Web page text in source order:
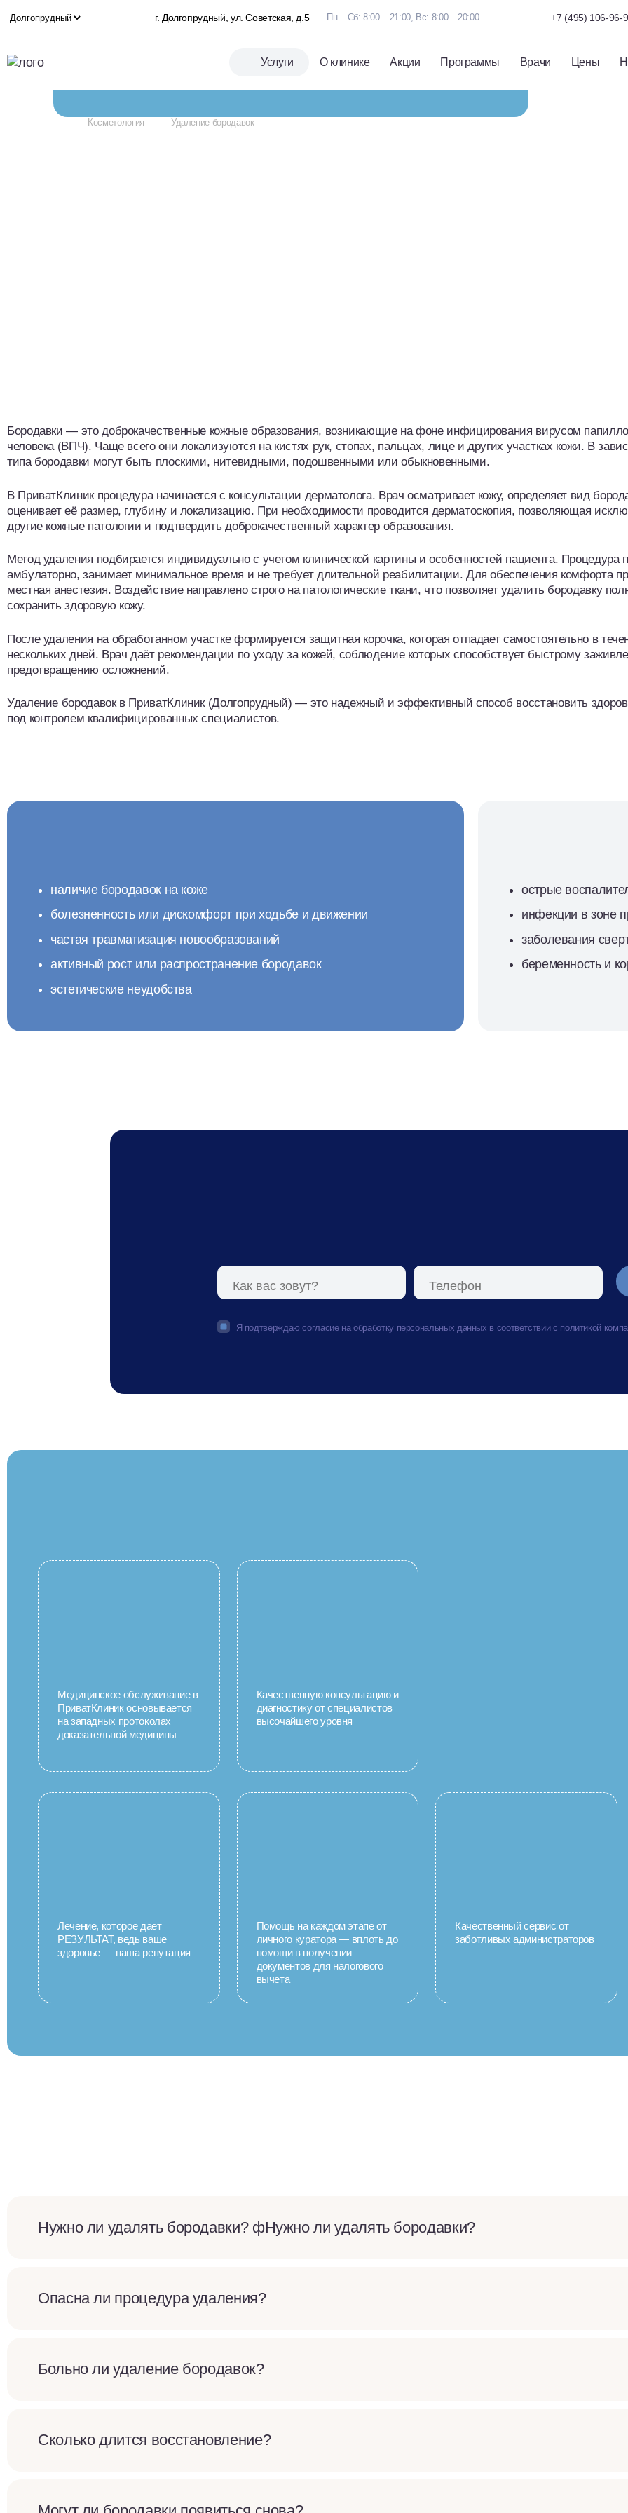
г. Долгопрудный, ул. Советская, д.5 Пн – Сб: 8:00 – 21:00, Вс: 8:00 – 20:00 +7 (495) 106-96-
Услуги О клинике Акции Программы Врачи Цены
Косметология Удаление бородавок
эффективно избавиться от проблемы и снизить риск рецидивов.
Бородавки — это доброкачественные кожные образования, возникающие на фоне инфицирования вирусом
человека (ВПЧ). Чаще всего они локализуются на кистях рук, стопах, пальцах, лице и других участках кожи. В
типа бородавки могут быть плоскими, нитевидными, подошвенными или обыкновенными.
В ПриватКлиник процедура начинается с консультации дерматолога. Врач осматривает кожу, определяет вид
оценивает её размер, глубину и локализацию. При необходимости проводится дерматоскопия, позволяющая
другие кожные патологии и подтвердить доброкачественный характер образования.
Метод удаления подбирается индивидуально с учетом клинической картины и особенностей пациента. Процедура
амбулаторно, занимает минимальное время и не требует длительной реабилитации. Для обеспечения комфорта
местная анестезия. Воздействие направлено строго на патологические ткани, что позволяет удалить бородавку
сохранить здоровую кожу.
После удаления на обработанном участке формируется защитная корочка, которая отпадает самостоятельно в
нескольких дней. Врач даёт рекомендации по уходу за кожей, соблюдение которых способствует быстрому
предотвращению осложнений.
Удаление бородавок в ПриватКлиник (Долгопрудный) — это надежный и эффективный способ восстановить
под контролем квалифицированных специалистов.
наличие бородавок на коже
болезненность или дискомфорт при ходьбе и движении
частая травматизация новообразований
активный рост или распространение бородавок
эстетические неудобства
острые
инфекции в зоне
заболевания
беременность и
Я подтверждаю согласие на обработку персональных данных в соответствии с политикой
Медицинское обслуживание в
ПриватКлиник основывается
на западных протоколах
доказательной медицины
Качественную консультацию и
диагностику от специалистов
высочайшего уровня
Лечение, которое дает
РЕЗУЛЬТАТ, ведь ваше
здоровье — наша репутация
Помощь на каждом этапе от
личного куратора — вплоть до
помощи в получении
документов для налогового
вычета
Качественный сервис от
заботливых администраторов
Нужно ли удалять бородавки? фНужно ли удалять бородавки?
Опасна ли процедура удаления?
Больно ли удаление бородавок?
Сколько длится восстановление?